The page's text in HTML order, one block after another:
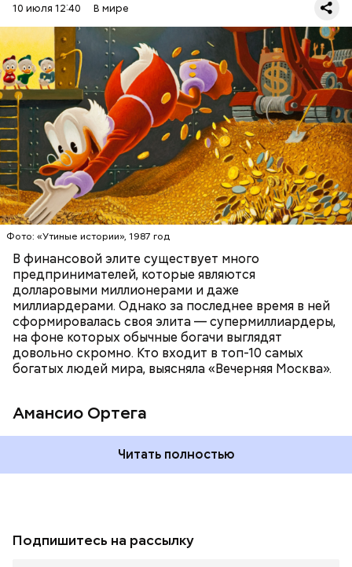
10 июля 12:40 В мире
Фото: «Утиные истории», 1987 год
В финансовой элите существует много
предпринимателей, которые являются
долларовыми миллионерами и даже
миллиардерами. Однако за последнее время в ней
сформировалась своя элита — супермиллиардеры,
на фоне которых обычные богачи выглядят
довольно скромно. Кто входит в топ-10 самых
богатых людей мира, выясняла «Вечерняя Москва».
Амансио Ортега
Фото: Shutterstock
собственную компанию Inditex, владеющую
многими всемирно известными брендами одежды.
Первоначально это была сеть магазинов Zara,
которая по задумке делала качественную и
стильную одежду по доступным ценам.
Читать полностью
БОГАТСТВО
БИЗНЕС
ПРЕДПРИНИМАТЕЛИ
МИЛЛИАРДЕРЫ
ДЕНЬГИ
Подпишитесь на рассылку